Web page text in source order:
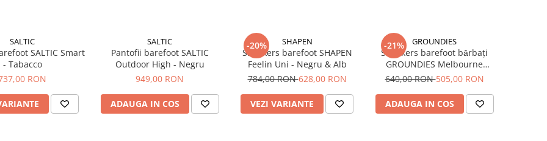
SALTIC
SALTIC Smart
- Tabacco
RON
SALTIC
Pantofii barefoot SALTIC
Outdoor High - Negru
949,00 RON
ADAUGA IN COS
-20% SHAPEN
Sneakers barefoot SHAPEN
Feelin Uni - Negru & Alb
784,00 RON628,00 RON
VEZI VARIANTE
-21% GROUNDIES
Sneakers barefoot bǎrbați
GROUNDIES Melbourne
Barefoot+ - Negru (wide/lat)
640,00 RON505,00 RON
ADAUGA IN COS